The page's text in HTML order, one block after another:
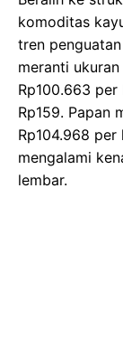
komoditas
tren
meranti
Rp100.663
Rp159. Papan
Rp104.968
mengalami
lembar.